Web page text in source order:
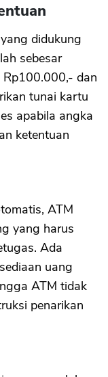
didukung
sebesar
dan
tunai kartu
apabila angka
ketentuan
ATM
yang harus
Ada
uang
ATM tidak
penarikan